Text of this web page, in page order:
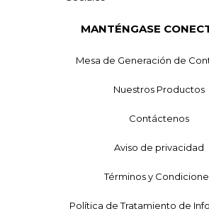
MANTÉNGASE
Mesa de Generación de
Nuestros Productos
Contáctenos
Aviso de privacidad
Términos y
Política de Tratamiento de